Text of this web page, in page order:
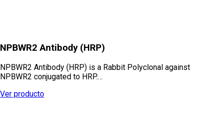
NPBWR2 Antibody (HRP)
NPBWR2 Antibody (HRP) is a Rabbit Polyclonal against
NPBWR2 conjugated to HRP.…
Ver producto